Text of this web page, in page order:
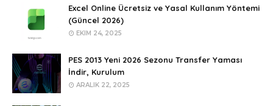
Excel Online Ücretsiz ve Yasal Kullanım Yöntemi
(Güncel 2026)
EKIM 24, 2025
PES 2013 Yeni 2026 Sezonu Transfer Yaması
İndir, Kurulum
ARALIK 22, 2025